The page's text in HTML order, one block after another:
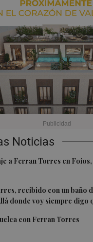
Noticias
a Ferran Torres en Foios,
recibido con un baño
donde voy siempre digo
con Ferran Torres